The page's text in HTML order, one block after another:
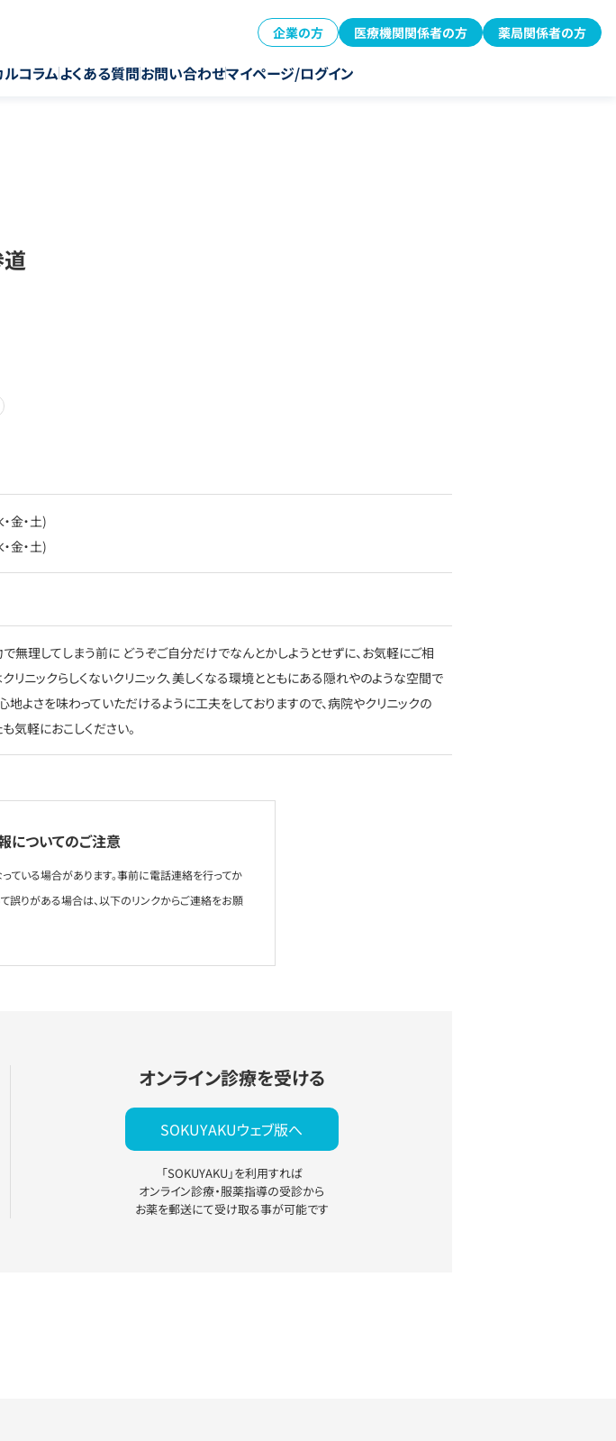
企業の方 医療機関関係者の方 薬局関係者の方
ルコラムよくある質問お問い合わせマイページ/ログイン
道
金・土)
金・土)
無理してしまう前に どうぞご自分だけでなんとかしようとせずに、お気軽にご相
クリニックらしくないクリニック、美しくなる環境とともにある隠れやのような空間で
地よさを味わっていただけるように工夫をしておりますので、病院やクリニックの
気軽におこしください。
についてのご注意
いる場合があります。事前に電話連絡を行ってか
誤りがある場合は、以下のリンクからご連絡をお願
オンライン診療を受ける
SOKUYAKUウェブ版へ
「SOKUYAKU」を利用すれば
オンライン診療・服薬指導の受診から
お薬を郵送にて受け取る事が可能です